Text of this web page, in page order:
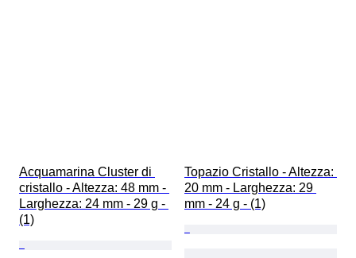
Acquamarina Cluster di
cristallo - Altezza: 48 mm -
Larghezza: 24 mm - 29 g -
(1)
Topazio Cristallo - Altezza:
20 mm - Larghezza: 29
mm - 24 g - (1)